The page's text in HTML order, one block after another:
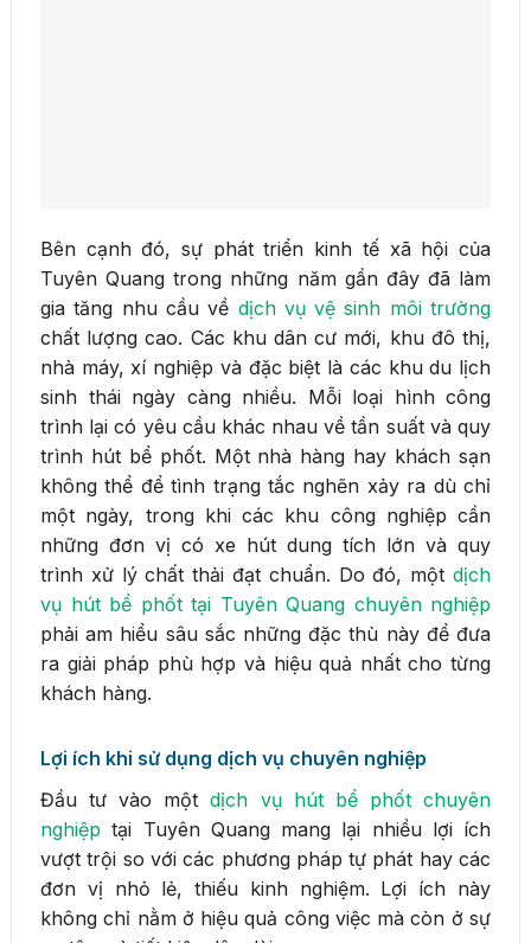
Bên cạnh đó, sự phát triển kinh tế xã hội của
Tuyên Quang trong những năm gần đây đã làm
gia tăng nhu cầu về dịch vụ vệ sinh môi trường
chất lượng cao. Các khu dân cư mới, khu đô thị,
nhà máy, xí nghiệp và đặc biệt là các khu du lịch
sinh thái ngày càng nhiều. Mỗi loại hình công
trình lại có yêu cầu khác nhau về tần suất và quy
trình hút bể phốt. Một nhà hàng hay khách sạn
không thể để tình trạng tắc nghẽn xảy ra dù chỉ
một ngày, trong khi các khu công nghiệp cần
những đơn vị có xe hút dung tích lớn và quy
trình xử lý chất thải đạt chuẩn. Do đó, một dịch
vụ hút bể phốt tại Tuyên Quang chuyên nghiệp
phải am hiểu sâu sắc những đặc thù này để đưa
ra giải pháp phù hợp và hiệu quả nhất cho từng
khách hàng.
Lợi ích khi sử dụng dịch vụ chuyên nghiệp
Đầu tư vào mộtdịch vụ hút bể phốt chuyên
nghiệp tại Tuyên Quang mang lại nhiều lợi ích
vượt trội so với các phương pháp tự phát hay các
đơn vị nhỏ lẻ, thiếu kinh nghiệm. Lợi ích này
không chỉ nằm ở hiệu quả công việc mà còn ở sự